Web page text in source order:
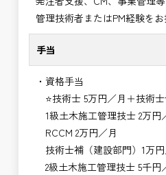
管理技術者またはPM経験を
手当
・資格手当
⭐技術士 5万円／月＋技術
1級土木施工管理技士 2万円
RCCM 2万円／月
技術士補（建設部門）1万円
2級土木施工管理技士 5千円